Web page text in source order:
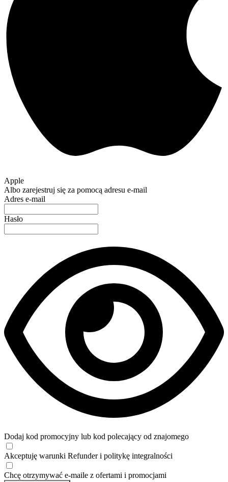
Apple
Albo zarejestruj się za pomocą adresu e-mail
Adres e-mail
Hasło
Dodaj kod promocyjny lub kod polecający od znajomego
Akceptuję warunki Refunder i politykę integralności
Chcę otrzymywać e-maile z ofertami i promocjami